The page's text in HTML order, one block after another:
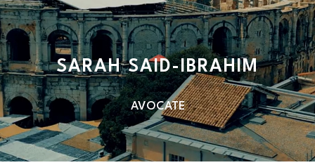
SARAH SAID-IBRAHIM
AVOCATE